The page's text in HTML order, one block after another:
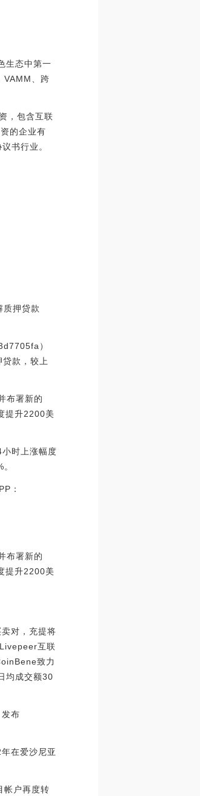
生态中第一
VAMM、跨
，包含互联
的企业有
书行业。
押贷款
）
款，较上
布署新的
提升2200美
时上涨幅度
：
布署新的
提升2200美
对，充提将
互联
致力
均成交额30
布
在爱沙尼亚
帐户再度转